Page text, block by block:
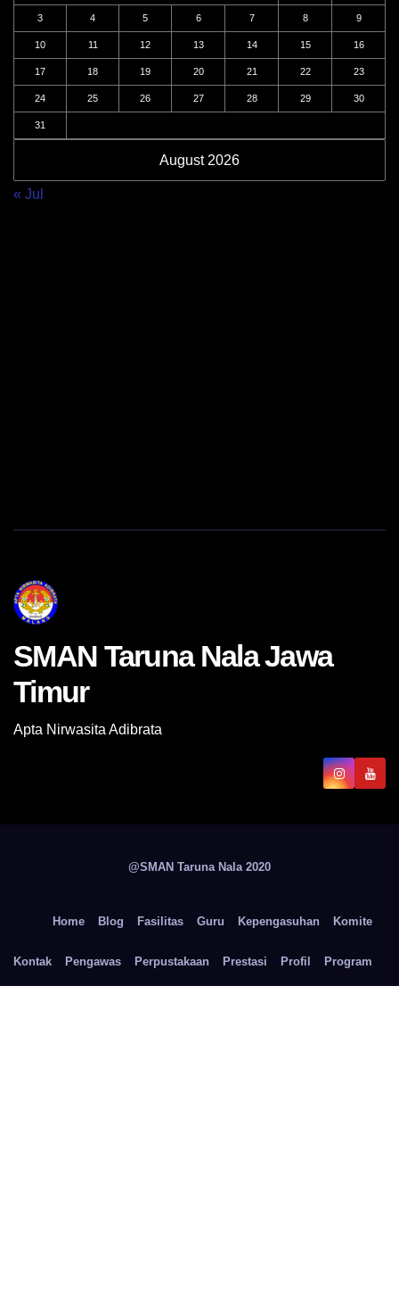
August 2026
3 4 5 6 7 8 9
10 11 12 13 14 15 16
17 18 19 20 21 22 23
24 25 26 27 28 29 30
31
« Jul
SMAN Taruna Nala Jawa
Timur
Apta Nirwasita Adibrata
@SMAN Taruna Nala 2020
Home Blog Fasilitas Guru Kepengasuhan Komite
Kontak Pengawas Perpustakaan Prestasi Profil Program